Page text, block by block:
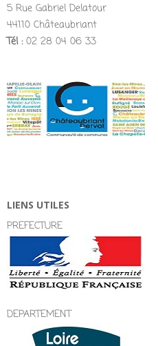
5 Rue Gabriel Delatour
44110 Châteaubriant
Tél :02 28 04 06 33
LIENS UTILES
PREFECTURE
DEPARTEMENT